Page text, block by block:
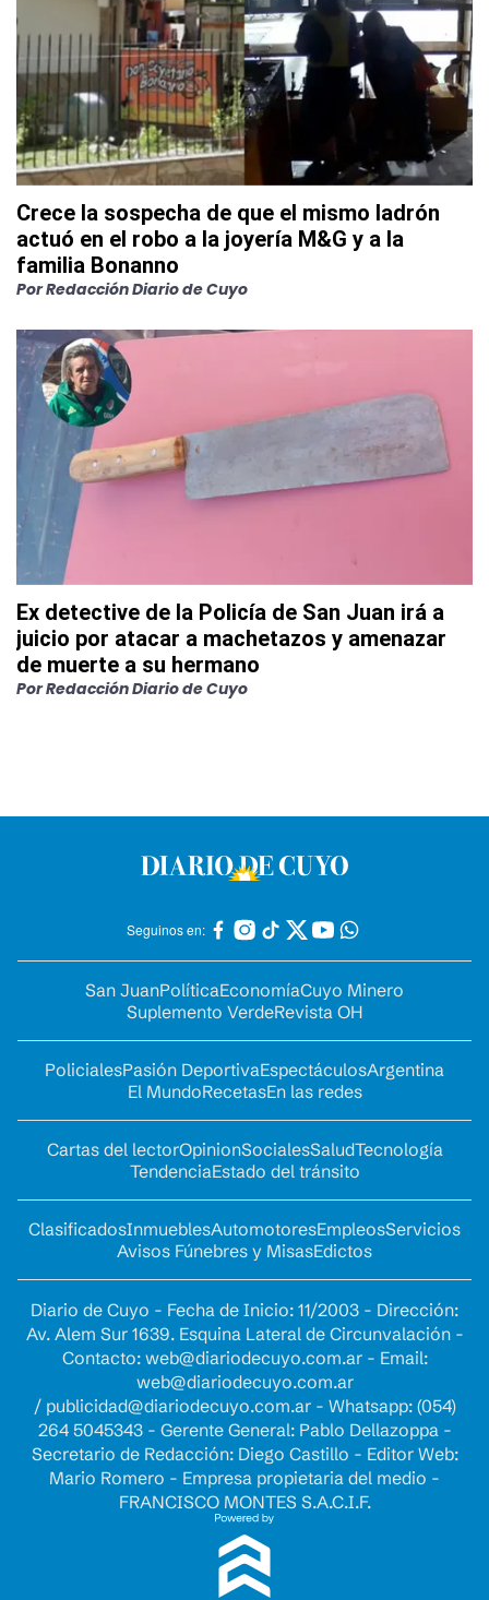
Crece la sospecha de que el mismo ladrón
actuó en el robo a la joyería M&G y a la
familia Bonanno
PorRedacción Diario de Cuyo
Ex detective de la Policía de San Juan irá a
juicio por atacar a machetazos y amenazar
de muerte a su hermano
PorRedacción Diario de Cuyo
Seguinos en:
San JuanPolíticaEconomíaCuyo Minero
Suplemento VerdeRevista OH
PolicialesPasión DeportivaEspectáculosArgentina
El MundoRecetasEn las redes
Cartas del lectorOpinionSocialesSaludTecnología
TendenciaEstado del tránsito
ClasificadosInmueblesAutomotoresEmpleosServicios
Avisos Fúnebres y MisasEdictos
Diario de Cuyo - Fecha de Inicio: 11/2003 - Dirección:
Av. Alem Sur 1639. Esquina Lateral de Circunvalación -
Contacto: web@diariodecuyo.com.ar- Email:
web@diariodecuyo.com.ar
/ publicidad@diariodecuyo.com.ar- Whatsapp: (054)
264 5045343 - Gerente General: Pablo Dellazoppa -
Secretario de Redacción: Diego Castillo - Editor Web:
Mario Romero - Empresa propietaria del medio -
FRANCISCO MONTES S.A.C.I.F.